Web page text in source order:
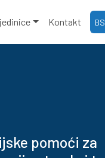
Kontakt BS
pomoći za